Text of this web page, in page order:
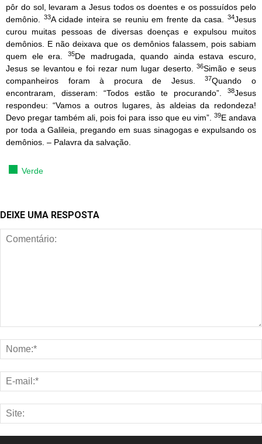
pôr do sol, levaram a Jesus todos os doentes e os possuídos pelo
demônio.
33A cidade inteira se reuniu em frente da casa.34Jesus
curou muitas pessoas de diversas doenças e expulsou muitos
demônios. E não deixava que os demônios falassem, pois sabiam
quem ele era.
35De madrugada, quando ainda estava escuro,
Jesus se levantou e foi rezar num lugar deserto.36Simão e seus
companheiros foram à procura de Jesus.37Quando o
encontraram, disseram: “Todos estão te procurando”.
38Jesus
respondeu: “Vamos a outros lugares, às aldeias da redondeza!
Devo pregar também ali, pois foi para isso que eu vim”.
39E andava
por toda a Galileia, pregando em suas sinagogas e expulsando os
demônios. – Palavra da salvação.
Verde
DEIXE UMA RESPOSTA